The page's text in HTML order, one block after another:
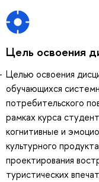
Цель освоения
Целью освоения
обучающихся
потребительского
рамках курса
когнитивные и
культурного
проектирования
туристических